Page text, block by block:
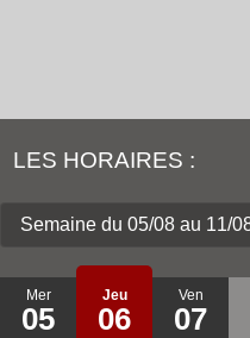
LES HORAIRES :
Mer
05
Jeu
06
Ven
07